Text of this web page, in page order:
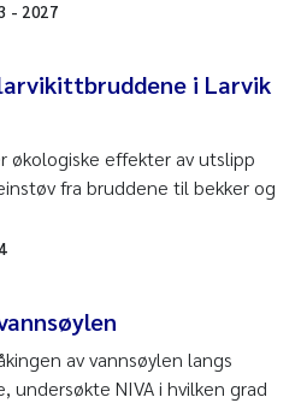
- 2027
i Larvik
økologiske effekter av utslipp
fra bruddene til bekker og
av vannsøylen langs
undersøkte NIVA i hvilken grad